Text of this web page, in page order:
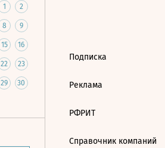
1 2
8 9
15 16
22 23
29 30
Подписка
Реклама
РФРИТ
Справочник компаний